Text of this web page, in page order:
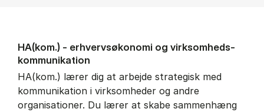
HA(kom.) - erhvervs­økonomi og virksomheds­
kommunikation
HA(kom.) lærer dig at arbejde strategisk med
kommunikation i virksomheder og andre
organisationer. Du lærer at skabe sammenhæng